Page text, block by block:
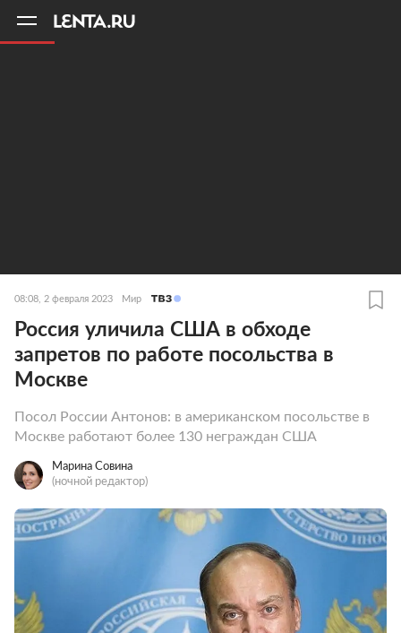
08:08, 2 февраля 2023 Мир
Россия уличила США в обходе
запретов по работе посольства в
Москве
Посол России Антонов: в американском посольстве в
Москве работают более 130 неграждан США
Марина Совина
(ночной редактор)